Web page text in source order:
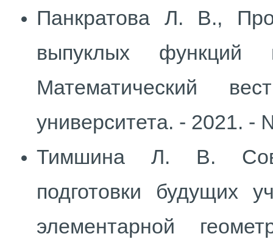
Панкратова Л. В.,
выпуклых
Математический
университета. - 2021.
Тимшина Л. В.
подготовки будущих
элементарной